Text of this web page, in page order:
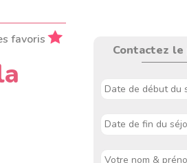
favoris
Contactez